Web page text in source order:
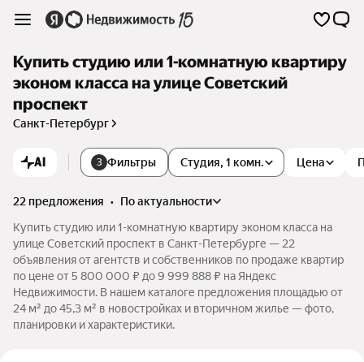
Купить студию или 1-комнатную квартиру
эконом класса на улице Советский
проспект
Санкт-Петербург
AI 3 Фильтры Студия, 1 комн. Цена
22 предложения •
по актуальности
Купить студию или 1-комнатную квартиру эконом класса на
улице Советский проспект в Санкт-Петербурге — 22
объявления от агентств и собственников по продаже квартир
по цене от 5 800 000 ₽ до 9 999 888 ₽ на Яндекс
Недвижимости. В нашем каталоге предложения площадью от
24 м² до 45,3 м² в новостройках и вторичном жилье — фото,
планировки и характеристики.